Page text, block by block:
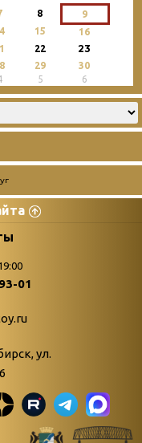
8
9
15
16
22 23
29
30
5 6
поступлений
Война. Народ.
живые»
«Мне всё
01
ул.